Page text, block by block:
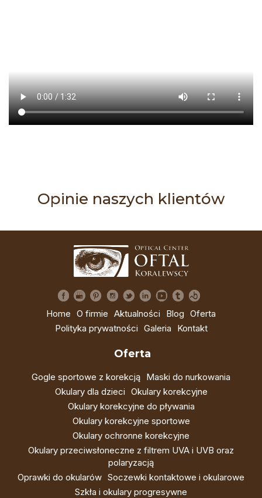
Opinie naszych klientów
Home O firmie Aktualności Blog Oferta
Polityka prywatności Galeria Kontakt
Oferta
Gogle sportowe z korekcją Maski do nurkowania
Okulary dla dzieci Okulary korekcyjne
Okulary korekcyjne do pływania
Okulary korekcyjne sportowe
Okulary ochronne korekcyjne
Okulary przeciwsłoneczne z filtrem UVA i UVB oraz
polaryzacją
Oprawki do okularów Soczewki kontaktowe i okularowe
Szkła i okulary progresywne